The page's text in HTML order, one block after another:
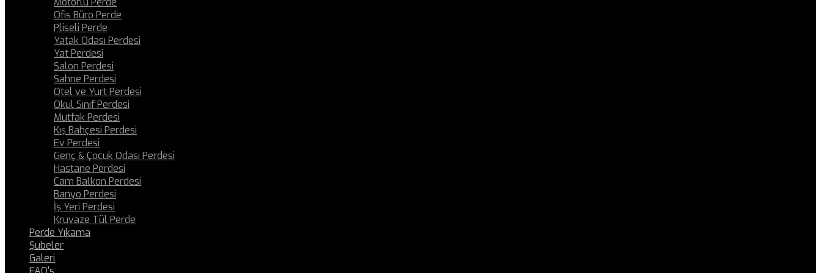
Ofis Büro Perde
Pliseli Perde
Yatak Odası Perdesi
Yat Perdesi
Salon Perdesi
Sahne Perdesi
Otel ve Yurt Perdesi
Okul Sınıf Perdesi
Mutfak Perdesi
Kış Bahçesi Perdesi
Ev Perdesi
Genç & Çocuk Odası Perdesi
Hastane Perdesi
Cam Balkon Perdesi
Banyo Perdesi
İş Yeri Perdesi
Kruvaze Tül Perde
Perde Yıkama
Şubeler
Galeri